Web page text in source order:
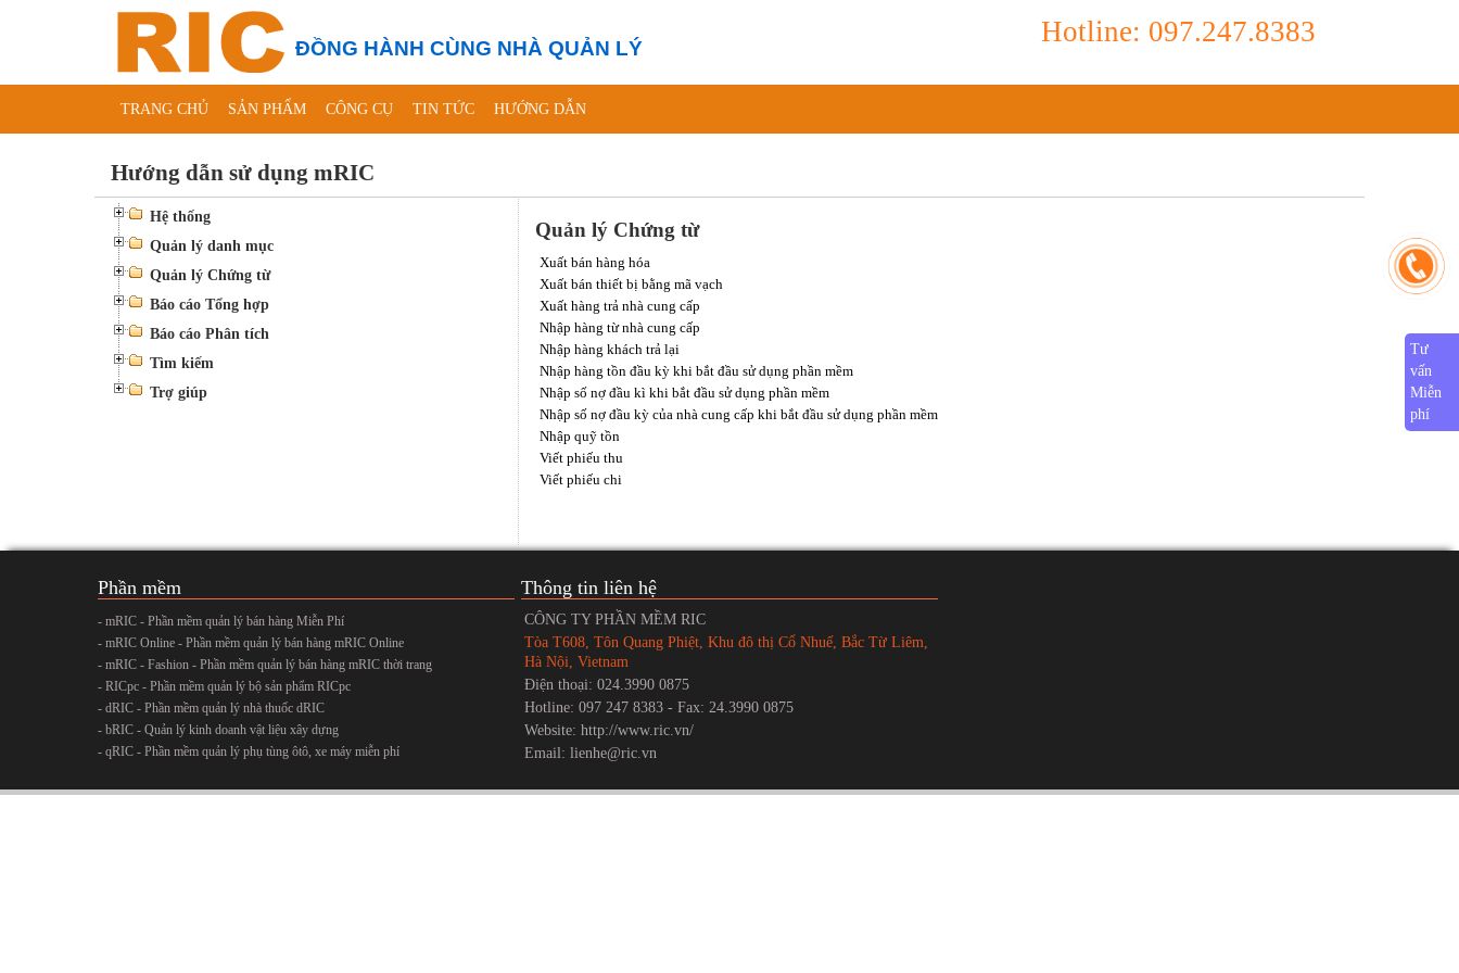
ĐỒNG HÀNH CÙNG NHÀ QUẢN LÝ
Hotline: 097.247.8383
TRANG CHỦ SẢN PHẨM CÔNG CỤ TIN TỨC HƯỚNG DẪN
Hướng dẫn sử dụng mRIC
Hệ thống
Quản lý danh mục
Quản lý Chứng từ
Báo cáo Tổng hợp
Báo cáo Phân tích
Tìm kiếm
Trợ giúp
Quản lý Chứng từ
Xuất bán hàng hóa
Xuất bán thiết bị bằng mã vạch
Xuất hàng trả nhà cung cấp
Nhập hàng từ nhà cung cấp
Nhập hàng khách trả lại
Nhập hàng tồn đầu kỳ khi bắt đầu sử dụng phần mềm
Nhập số nợ đầu kì khi bắt đầu sử dụng phần mềm
Nhập số nợ đầu kỳ của nhà cung cấp khi bắt đầu sử dụng phần mềm
Nhập quỹ tồn
Viết phiếu thu
Viết phiếu chi
Phần mềm
- mRIC - Phần mềm quản lý bán hàng Miễn Phí
- mRIC Online - Phần mềm quản lý bán hàng mRIC Online
- mRIC - Fashion - Phần mềm quản lý bán hàng mRIC thời trang
- RICpc - Phần mềm quản lý bộ sản phẩm RICpc
- dRIC - Phần mềm quản lý nhà thuốc dRIC
- bRIC - Quản lý kinh doanh vật liệu xây dựng
- qRIC - Phần mềm quản lý phụ tùng ôtô, xe máy miễn phí
Thông tin liên hệ
CÔNG TY PHẦN MỀM RIC
Tòa T608, Tôn Quang Phiệt, Khu đô thị Cổ Nhuế, Bắc Từ Liêm,
Hà Nội, Vietnam
Điện thoại: 024.3990 0875
Hotline: 097 247 8383 - Fax: 24.3990 0875
Website: http://www.ric.vn/
Email: lienhe@ric.vn
Tư
vấn
Miễn
phí